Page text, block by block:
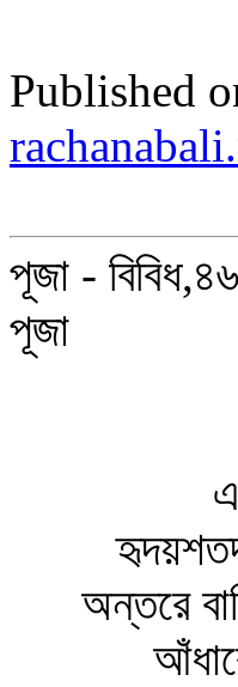
Published
পূজা -
পূজা
একি
হৃদয়শতদল
অন্তরে
আঁধারে